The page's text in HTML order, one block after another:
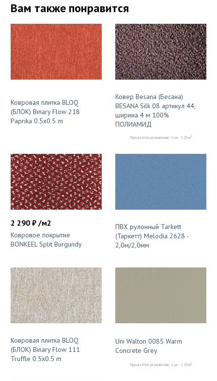
Вам также понравится
Ковровая плитка BLOQ
(БЛОК) Binary Flow 218
Paprika 0.5x0.5 m
Ковер Besana (Бесана)
BESANA Silk 08 артикул 44,
ширина 4 м 100%
ПОЛИАМИД
Продаётся упаковками: 1 уп. - 1.25 м2
2 290 ₽ /м2
Ковровое покрытие
BONKEEL Split Burgundy
ПВХ рулонный Tarkett
(Таркетт) Melodia 2628 -
2,0м/2,0мм
Ковровая плитка BLOQ
(БЛОК) Binary Flow 111
Truffle 0.5x0.5 m
Uni Walton 0085 Warm
Concrete Grey
Продаётся упаковками: 1 уп. - 1.25 м2